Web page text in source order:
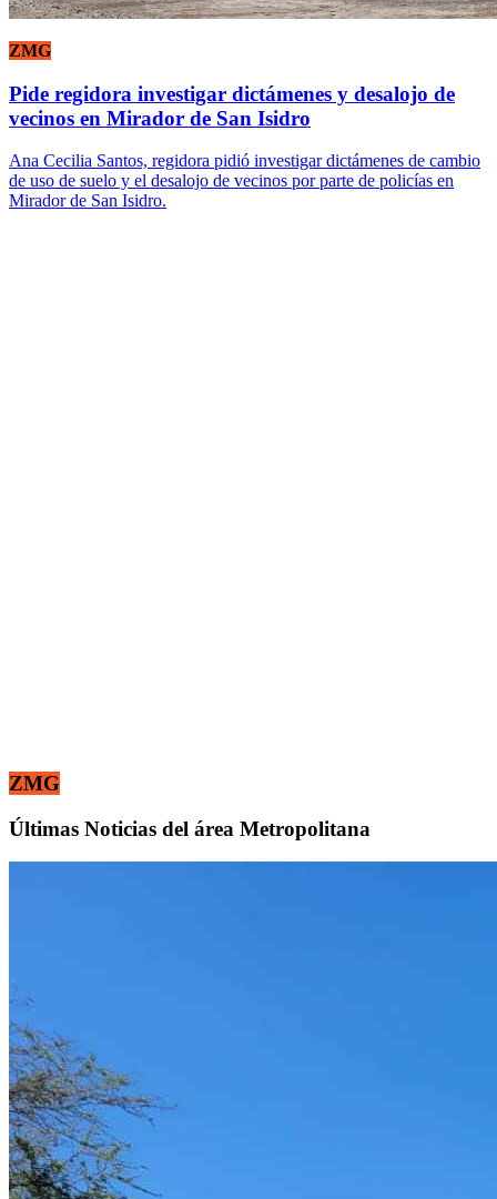
ZMG
Pide regidora investigar dictámenes y desalojo de
vecinos en Mirador de San Isidro
Ana Cecilia Santos, regidora pidió investigar dictámenes de cambio
de uso de suelo y el desalojo de vecinos por parte de policías en
Mirador de San Isidro.
ZMG
Últimas Noticias del área Metropolitana